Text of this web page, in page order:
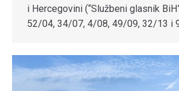
i Hercegovini (“Službeni glasnik
52/04, 34/07, 4/08, 49/09, 32/13 i